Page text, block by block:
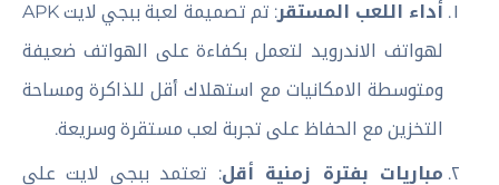
أداء اللعب المستقر
: تم تصميمة لعبة ببجي لايت APK
لهواتف الاندرويد لتعمل بكفاءة على الهواتف ضعيفة
ومتوسطة الامكانيات مع استهلاك أقل للذاكرة ومساحة
التخزين مع الحفاظ على تجربة لعب مستقرة وسريعة.
مباريات بفترة زمنية أقل: تعتمد ببجي لايت على